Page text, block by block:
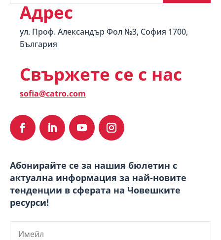
Адрес
ул. Проф. Александър Фол №3, София 1700,
България
Свържете се с нас
sofia@catro.com
Абонирайте се за нашия бюлетин с
актуална информация за най-новите
тенденции в сферата на Човешките
ресурси!